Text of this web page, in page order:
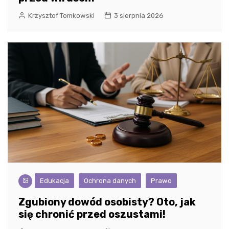
Krzysztof Tomkowski 3 sierpnia 2026
Edukacja Ochrona danych Prawo
Zgubiony dowód osobisty? Oto, jak
się chronić przed oszustami!